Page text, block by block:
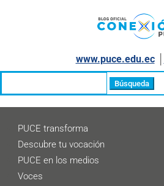
www.puce.edu.ec│
PUCE transforma
Descubre tu vocación
PUCE en los medios
Voces